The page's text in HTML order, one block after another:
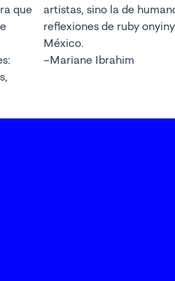
artistas, sino la de humanos en colaboración— estas son las
reflexiones de ruby onyinyechi amanze en la
México.
–Mariane Ibrahim